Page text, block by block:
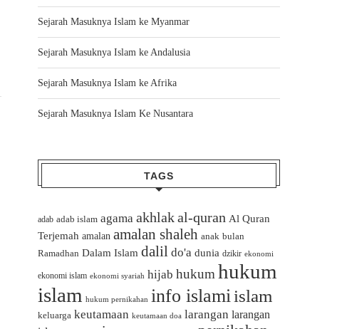
Sejarah Masuknya Islam ke Myanmar
Sejarah Masuknya Islam ke Andalusia
Sejarah Masuknya Islam ke Afrika
Sejarah Masuknya Islam Ke Nusantara
TAGS
adab adab islam agama akhlakal-quran Al Quran
Terjemah amalan amalan shaleh anak bulan
Ramadhan Dalam Islam dalil do'a dunia dzikir ekonomi
ekonomi islam ekonomi syariah hijab hukum hukum
islam hukum pernikahan info islamiislam
keluarga keutamaan keutamaan doa larangan larangan